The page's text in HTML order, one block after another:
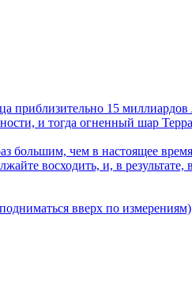
приблизительно 15 миллиардов
и тогда огненный шар
большим, чем в настоящее
восходить, и, в результате,
вверх по измерениям)